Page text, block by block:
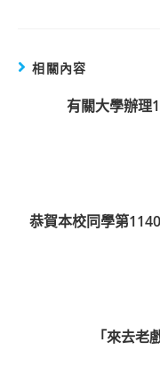
相關內容
有關大學辦理
恭賀本校同學第
「來去老